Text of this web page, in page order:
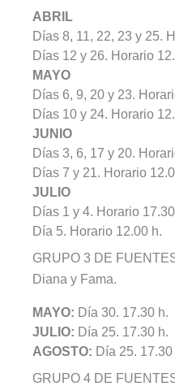
ABRIL
Días 8, 11, 22, 23 y 25.
Días 12 y 26. Horario
MAYO
Días 6, 9, 20 y 23.
Días 10 y 24. Horario
JUNIO
Días 3, 6, 17 y 20.
Días 7 y 21. Horario
JULIO
Días 1 y 4. Horario
Día 5. Horario 12.00 h.
GRUPO 3 DE
Diana y Fama.
MAYO: Día 30. 17.30 h.
JULIO: Día 25. 17.30 h.
AGOSTO: Día 25. 17.30
GRUPO 4 DE